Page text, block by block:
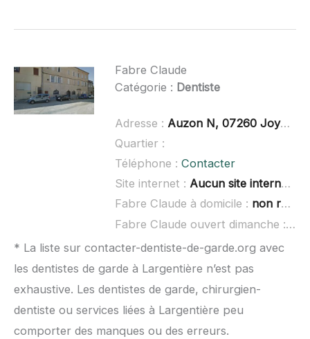
Fabre Claude
Catégorie : Dentiste
Adresse : Auzon N, 07260 Joyeuse
Quartier :
Téléphone : Contacter
Site internet : Aucun site internet connu
Fabre Claude à domicile : non renseigné
Fabre Claude ouvert dimanche :
* La liste sur contacter-dentiste-de-garde.org avec
les dentistes de garde à Largentière n’est pas
exhaustive. Les dentistes de garde, chirurgien-
dentiste ou services liées à Largentière peu
comporter des manques ou des erreurs.